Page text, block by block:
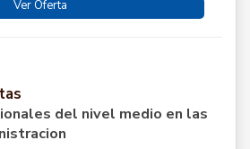
Ver Oferta
del nivel medio en las